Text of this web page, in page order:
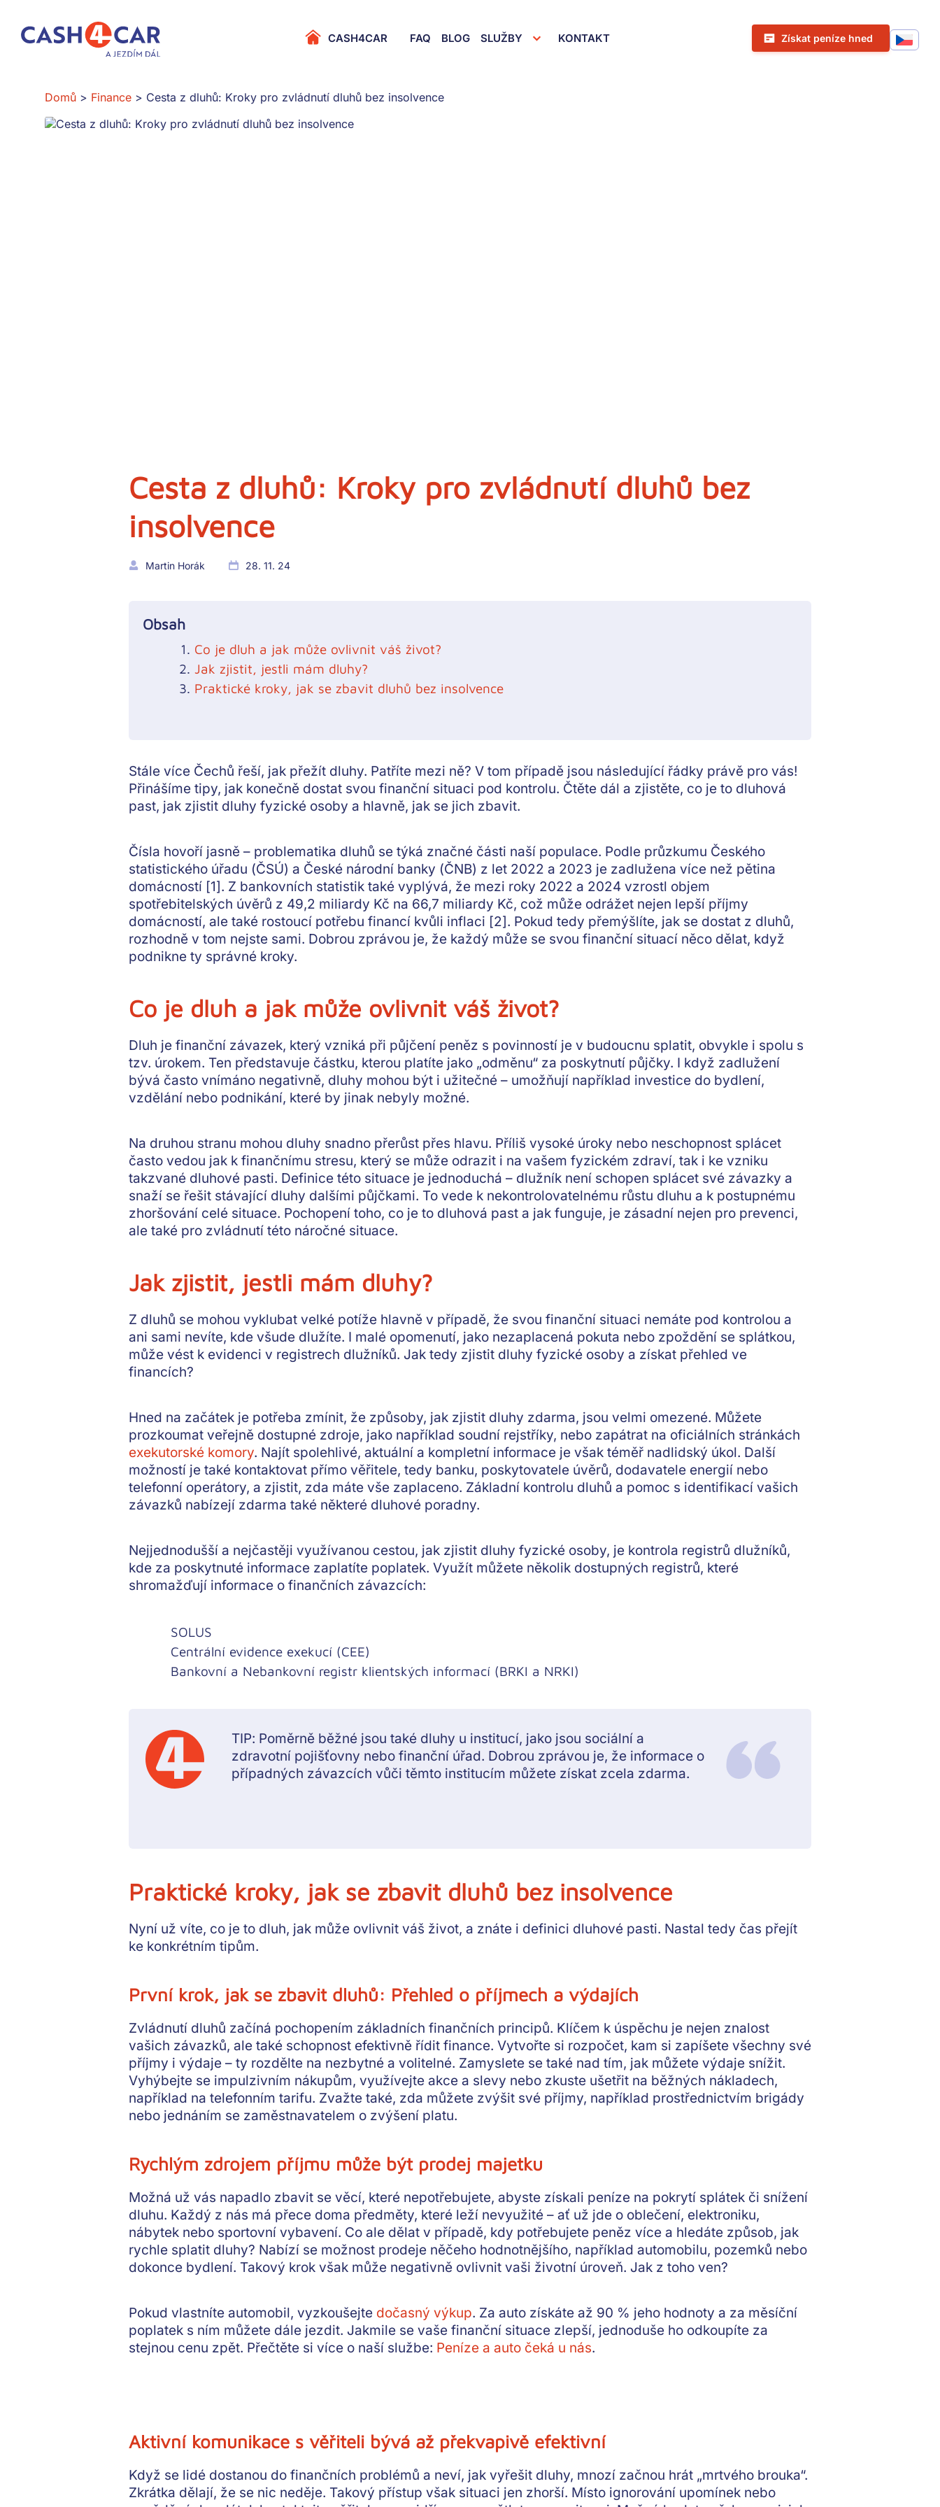
CASH4CAR FAQ BLOG SLUŽBY KONTAKT
Call To Action Menu
Získat peníze hned
Domů Finance Cesta z dluhů: Kroky pro zvládnutí dluhů bez insolvence
Cesta z dluhů: Kroky pro zvládnutí dluhů bez
insolvence
Martin Horák 28. 11. 24
Obsah
Co je dluh a jak může ovlivnit váš život?
Jak zjistit, jestli mám dluhy?
Praktické kroky, jak se zbavit dluhů bez insolvence
Stále více Čechů řeší, jak přežít dluhy. Patříte mezi ně? V tom případě jsou následující řádky právě pro vás!
Přinášíme tipy, jak konečně dostat svou finanční situaci pod kontrolu. Čtěte dál a zjistěte, co je to dluhová
past, jak zjistit dluhy fyzické osoby a hlavně, jak se jich zbavit.
Čísla hovoří jasně –⁠⁠⁠⁠⁠⁠ problematika dluhů se týká značné části naší populace. Podle průzkumu Českého
statistického úřadu (ČSÚ) a České národní banky (ČNB) z let 2022 a 2023 je zadlužena více než pětina
domácností [1]. Z bankovních statistik také vyplývá, že mezi roky 2022 a 2024 vzrostl objem
spotřebitelských úvěrů z 49,2 miliardy Kč na 66,7 miliardy Kč, což může odrážet nejen lepší příjmy
domácností, ale také rostoucí potřebu financí kvůli inflaci [2]. Pokud tedy přemýšlíte, jak se dostat z dluhů,
rozhodně v tom nejste sami. Dobrou zprávou je, že každý může se svou finanční situací něco dělat, když
podnikne ty správné kroky.
Co je dluh a jak může ovlivnit váš život?
Dluh je finanční závazek, který vzniká při půjčení peněz s povinností je v budoucnu splatit, obvykle i spolu s
tzv. úrokem. Ten představuje částku, kterou platíte jako „odměnu“ za poskytnutí půjčky. I když zadlužení
bývá často vnímáno negativně, dluhy mohou být i užitečné – umožňují například investice do bydlení,
vzdělání nebo podnikání, které by jinak nebyly možné.
Na druhou stranu mohou dluhy snadno přerůst přes hlavu. Příliš vysoké úroky nebo neschopnost splácet
často vedou jak k finančnímu stresu, který se může odrazit i na vašem fyzickém zdraví, tak i ke vzniku
takzvané dluhové pasti. Definice této situace je jednoduchá – dlužník není schopen splácet své závazky a
snaží se řešit stávající dluhy dalšími půjčkami. To vede k nekontrolovatelnému růstu dluhu a k postupnému
zhoršování celé situace. Pochopení toho, co je to dluhová past a jak funguje, je zásadní nejen pro prevenci,
ale také pro zvládnutí této náročné situace.
Jak zjistit, jestli mám dluhy?
Z dluhů se mohou vyklubat velké potíže hlavně v případě, že svou finanční situaci nemáte pod kontrolou a
ani sami nevíte, kde všude dlužíte. I malé opomenutí, jako nezaplacená pokuta nebo zpoždění se splátkou,
může vést k evidenci v registrech dlužníků. Jak tedy zjistit dluhy fyzické osoby a získat přehled ve
financích?
Hned na začátek je potřeba zmínit, že způsoby, jak zjistit dluhy zdarma, jsou velmi omezené. Můžete
prozkoumat veřejně dostupné zdroje, jako například soudní rejstříky, nebo zapátrat na oficiálních stránkách
exekutorské komory. Najít spolehlivé, aktuální a kompletní informace je však téměř nadlidský úkol. Další
možností je také kontaktovat přímo věřitele, tedy banku, poskytovatele úvěrů, dodavatele energií nebo
telefonní operátory, a zjistit, zda máte vše zaplaceno. Základní kontrolu dluhů a pomoc s identifikací vašich
závazků nabízejí zdarma také některé dluhové poradny.
Nejjednodušší a nejčastěji využívanou cestou, jak zjistit dluhy fyzické osoby, je kontrola registrů dlužníků,
kde za poskytnuté informace zaplatíte poplatek. Využít můžete několik dostupných registrů, které
shromažďují informace o finančních závazcích:
SOLUS
Centrální evidence exekucí (CEE)
Bankovní a Nebankovní registr klientských informací (BRKI a NRKI)
TIP: Poměrně běžné jsou také dluhy u institucí, jako jsou sociální a
zdravotní pojišťovny nebo finanční úřad. Dobrou zprávou je, že informace o
případných závazcích vůči těmto institucím můžete získat zcela zdarma.
Praktické kroky, jak se zbavit dluhů bez insolvence
Nyní už víte, co je to dluh, jak může ovlivnit váš život, a znáte i definici dluhové pasti. Nastal tedy čas přejít
ke konkrétním tipům.
První krok, jak se zbavit dluhů: Přehled o příjmech a výdajích
Zvládnutí dluhů začíná pochopením základních finančních principů. Klíčem k úspěchu je nejen znalost
vašich závazků, ale také schopnost efektivně řídit finance. Vytvořte si rozpočet, kam si zapíšete všechny své
příjmy i výdaje – ty rozdělte na nezbytné a volitelné. Zamyslete se také nad tím, jak můžete výdaje snížit.
Vyhýbejte se impulzivním nákupům, využívejte akce a slevy nebo zkuste ušetřit na běžných nákladech,
například na telefonním tarifu. Zvažte také, zda můžete zvýšit své příjmy, například prostřednictvím brigády
nebo jednáním se zaměstnavatelem o zvýšení platu.
Rychlým zdrojem příjmu může být prodej majetku
Možná už vás napadlo zbavit se věcí, které nepotřebujete, abyste získali peníze na pokrytí splátek či snížení
dluhu. Každý z nás má přece doma předměty, které leží nevyužité – ať už jde o oblečení, elektroniku,
nábytek nebo sportovní vybavení. Co ale dělat v případě, kdy potřebujete peněz více a hledáte způsob, jak
rychle splatit dluhy? Nabízí se možnost prodeje něčeho hodnotnějšího, například automobilu, pozemků nebo
dokonce bydlení. Takový krok však může negativně ovlivnit vaši životní úroveň. Jak z toho ven?
Pokud vlastníte automobil, vyzkoušejte dočasný výkup. Za auto získáte až 90 % jeho hodnoty a za měsíční
poplatek s ním můžete dále jezdit. Jakmile se vaše finanční situace zlepší, jednoduše ho odkoupíte za
stejnou cenu zpět. Přečtěte si více o naší službe: Peníze a auto čeká u nás.
Aktivní komunikace s věřiteli bývá až překvapivě efektivní
Když se lidé dostanou do finančních problémů a neví, jak vyřešit dluhy, mnozí začnou hrát „mrtvého brouka“.
Zkrátka dělají, že se nic neděje. Takový přístup však situaci jen zhorší. Místo ignorování upomínek nebo